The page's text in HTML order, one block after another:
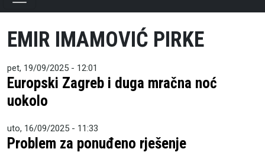
EMIR IMAMOVIĆ PIRKE
pet, 19/09/2025 - 12:01
Europski Zagreb i duga mračna noć
uokolo
uto, 16/09/2025 - 11:33
Problem za ponuđeno rješenje